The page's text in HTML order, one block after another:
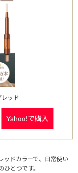
レッド
Yahoo!で購入
ッドカラーで、日常使い
とつです。